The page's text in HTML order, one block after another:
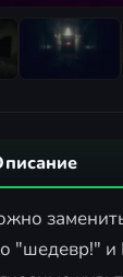
"шедевр!" и